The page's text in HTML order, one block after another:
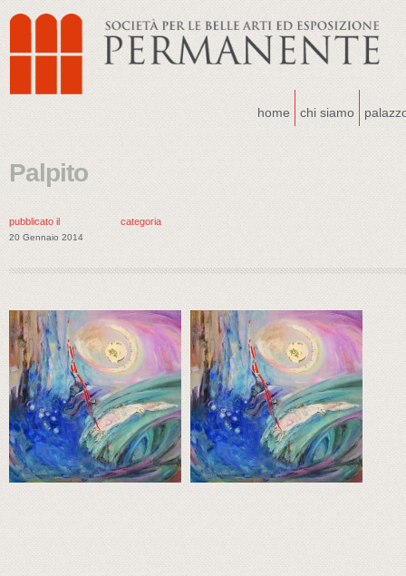
home chi siamo
Palpito
pubblicato il
20 Gennaio 2014
categoria